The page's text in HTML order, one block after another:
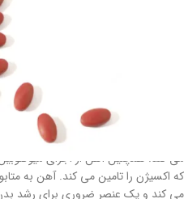
فقر آهن و کم خونی ناشی از کافی
این کمبود مصرف قرص آهن توصیه می
غیرطبیعی سلول‌های قرمز خون و
ماده معدنی است که به طور طبیعی در
برخی محصولات غذایی افزوده می شود
افراد قرار می گیرد. آهن از اجزای
پروتئین اریتروسیت (گلبول قرمز) است
می کند. همچنین آهن از اجزای
که اکسیژن را تامین می کند. آهن به
می کند و یک عنصر ضروری برای رشد